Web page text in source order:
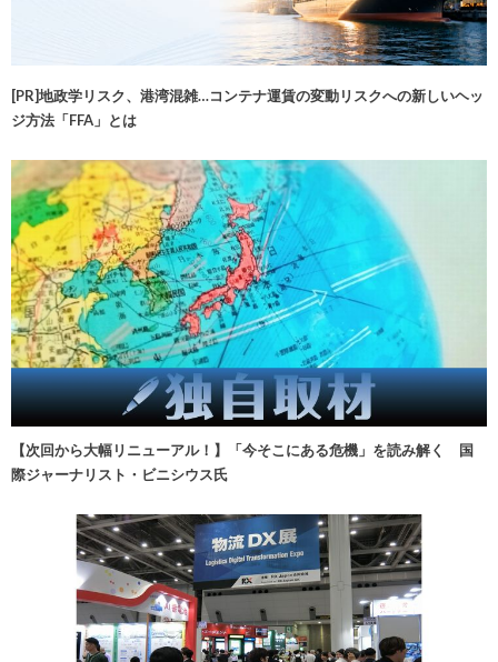
[PR]地政学リスク、港湾混雑…コンテナ運賃の変動リスクへの新しいヘッ
ジ方法「FFA」とは
【次回から大幅リニューアル！】「今そこにある危機」を読み解く 国
際ジャーナリスト・ビニシウス氏